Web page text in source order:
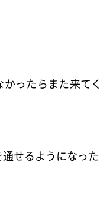
ったらまた来て
せるようになっ